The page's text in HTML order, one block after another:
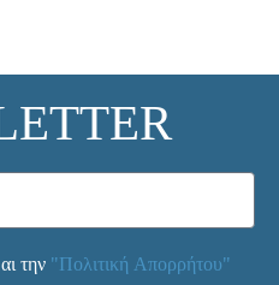
την "Πολιτική Απορρήτου"